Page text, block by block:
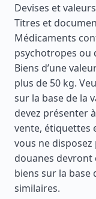
Devises et
Titres et
Médicaments
psychotropes ou
Biens d’une
plus de 50 kg.
sur la base de la
devez présenter
vente, étiquettes
vous ne
douanes devront
biens sur la base
similaires.